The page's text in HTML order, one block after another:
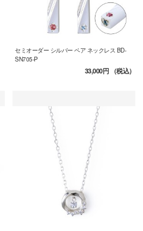
セミオーダー シルバー ペア ネックレス BD-
SN705-P
33,000円（税込）